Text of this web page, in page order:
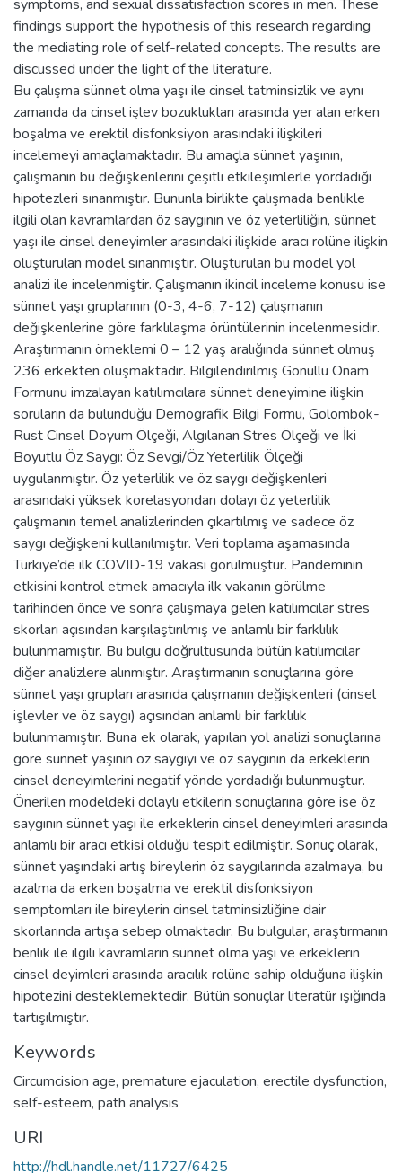
symptoms, and sexual dissatisfaction scores in men. These
findings support the hypothesis of this research regarding
the mediating role of self-related concepts. The results are
discussed under the light of the literature.
Bu çalışma sünnet olma yaşı ile cinsel tatminsizlik ve aynı
zamanda da cinsel işlev bozuklukları arasında yer alan erken
boşalma ve erektil disfonksiyon arasındaki ilişkileri
incelemeyi amaçlamaktadır. Bu amaçla sünnet yaşının,
çalışmanın bu değişkenlerini çeşitli etkileşimlerle yordadığı
hipotezleri sınanmıştır. Bununla birlikte çalışmada benlikle
ilgili olan kavramlardan öz saygının ve öz yeterliliğin, sünnet
yaşı ile cinsel deneyimler arasındaki ilişkide aracı rolüne ilişkin
oluşturulan model sınanmıştır. Oluşturulan bu model yol
analizi ile incelenmiştir. Çalışmanın ikincil inceleme konusu ise
sünnet yaşı gruplarının (0-3, 4-6, 7-12) çalışmanın
değişkenlerine göre farklılaşma örüntülerinin incelenmesidir.
Araştırmanın örneklemi 0 – 12 yaş aralığında sünnet olmuş
236 erkekten oluşmaktadır. Bilgilendirilmiş Gönüllü Onam
Formunu imzalayan katılımcılara sünnet deneyimine ilişkin
soruların da bulunduğu Demografik Bilgi Formu, Golombok-
Rust Cinsel Doyum Ölçeği, Algılanan Stres Ölçeği ve İki
Boyutlu Öz Saygı: Öz Sevgi/Öz Yeterlilik Ölçeği
uygulanmıştır. Öz yeterlilik ve öz saygı değişkenleri
arasındaki yüksek korelasyondan dolayı öz yeterlilik
çalışmanın temel analizlerinden çıkartılmış ve sadece öz
saygı değişkeni kullanılmıştır. Veri toplama aşamasında
Türkiye’de ilk COVID-19 vakası görülmüştür. Pandeminin
etkisini kontrol etmek amacıyla ilk vakanın görülme
tarihinden önce ve sonra çalışmaya gelen katılımcılar stres
skorları açısından karşılaştırılmış ve anlamlı bir farklılık
bulunmamıştır. Bu bulgu doğrultusunda bütün katılımcılar
diğer analizlere alınmıştır. Araştırmanın sonuçlarına göre
sünnet yaşı grupları arasında çalışmanın değişkenleri (cinsel
işlevler ve öz saygı) açısından anlamlı bir farklılık
bulunmamıştır. Buna ek olarak, yapılan yol analizi sonuçlarına
göre sünnet yaşının öz saygıyı ve öz saygının da erkeklerin
cinsel deneyimlerini negatif yönde yordadığı bulunmuştur.
Önerilen modeldeki dolaylı etkilerin sonuçlarına göre ise öz
saygının sünnet yaşı ile erkeklerin cinsel deneyimleri arasında
anlamlı bir aracı etkisi olduğu tespit edilmiştir. Sonuç olarak,
sünnet yaşındaki artış bireylerin öz saygılarında azalmaya, bu
azalma da erken boşalma ve erektil disfonksiyon
semptomları ile bireylerin cinsel tatminsizliğine dair
skorlarında artışa sebep olmaktadır. Bu bulgular, araştırmanın
benlik ile ilgili kavramların sünnet olma yaşı ve erkeklerin
cinsel deyimleri arasında aracılık rolüne sahip olduğuna ilişkin
hipotezini desteklemektedir. Bütün sonuçlar literatür ışığında
tartışılmıştır.
Keywords
Circumcision age, premature ejaculation, erectile dysfunction,
self-esteem, path analysis
URI
http://hdl.handle.net/11727/6425